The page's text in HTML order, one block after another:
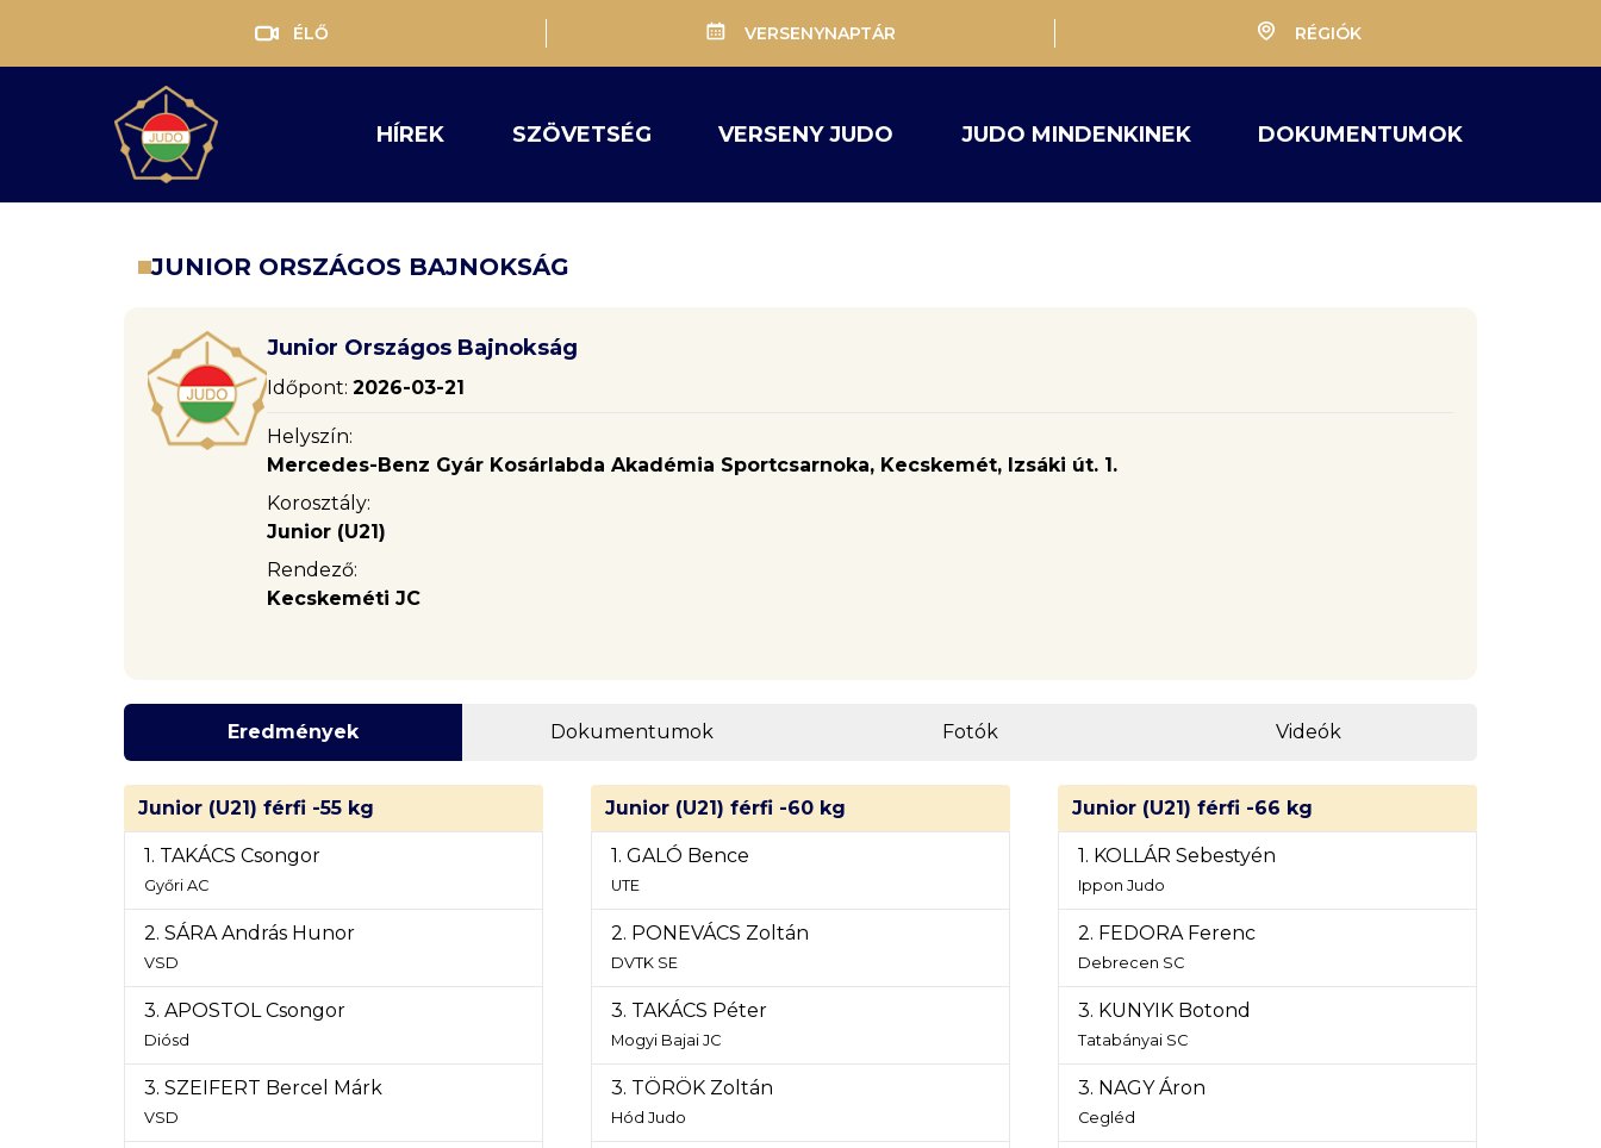
ÉLŐ VERSENYNAPTÁR RÉGIÓK
HÍREK SZÖVETSÉG VERSENY JUDO JUDO MINDENKINEK DOKUMENTUMOK
JUNIOR ORSZÁGOS BAJNOKSÁG
Junior Országos Bajnokság
Időpont: 2026-03-21
Helyszín:
Mercedes-Benz Gyár Kosárlabda Akadémia Sportcsarnoka, Kecskemét, Izsáki út. 1.
Korosztály:
Junior (U21)
Rendező:
Kecskeméti JC
Eredmények Dokumentumok Fotók Videók
Junior (U21) férfi -55 kg
1. TAKÁCS Csongor
Győri AC
2. SÁRA András Hunor
VSD
3. APOSTOL Csongor
Diósd
3. SZEIFERT Bercel Márk
VSD
Junior (U21) férfi -60 kg
1. GALÓ Bence
UTE
2. PONEVÁCS Zoltán
DVTK SE
3. TAKÁCS Péter
Mogyi Bajai JC
3. TÖRÖK Zoltán
Hód Judo
Junior (U21) férfi -66 kg
1. KOLLÁR Sebestyén
Ippon Judo
2. FEDORA Ferenc
Debrecen SC
3. KUNYIK Botond
Tatabányai SC
3. NAGY Áron
Cegléd